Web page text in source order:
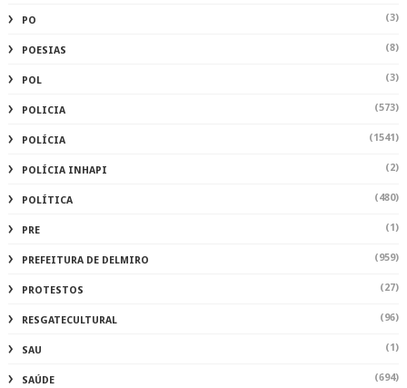
PO (3)
POESIAS (8)
POL (3)
POLICIA (573)
POLÍCIA (1541)
POLÍCIA INHAPI (2)
POLÍTICA (480)
PRE (1)
PREFEITURA DE DELMIRO (959)
PROTESTOS (27)
RESGATECULTURAL (96)
SAU (1)
SAÚDE (694)